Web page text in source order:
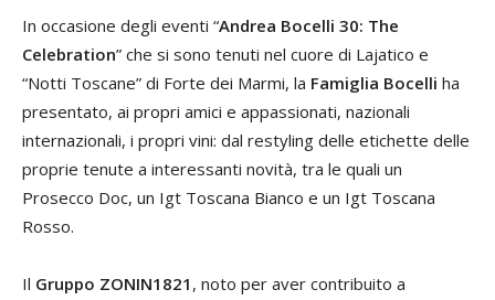
In occasione degli eventi “Andrea Bocelli 30: The
Celebration” che si sono tenuti nel cuore di Lajatico e
“Notti Toscane” di Forte dei Marmi, la Famiglia Bocelli ha
presentato, ai propri amici e appassionati, nazionali
internazionali, i propri vini: dal restyling delle etichette delle
proprie tenute a interessanti novità, tra le quali un
Prosecco Doc, un Igt Toscana Bianco e un Igt Toscana
Rosso.
Il Gruppo ZONIN1821 , noto per aver contribuito a